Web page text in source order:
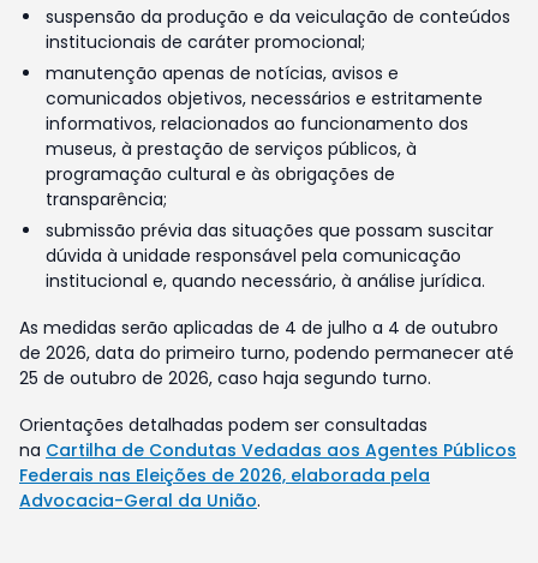
suspensão da produção e da veiculação de conteúdos
institucionais de caráter promocional;
manutenção apenas de notícias, avisos e
comunicados objetivos, necessários e estritamente
informativos, relacionados ao funcionamento dos
museus, à prestação de serviços públicos, à
programação cultural e às obrigações de
transparência;
submissão prévia das situações que possam suscitar
dúvida à unidade responsável pela comunicação
institucional e, quando necessário, à análise jurídica.
As medidas serão aplicadas de 4 de julho a 4 de outubro
de 2026, data do primeiro turno, podendo permanecer até
25 de outubro de 2026, caso haja segundo turno.
Orientações detalhadas podem ser consultadas
na Cartilha de Condutas Vedadas aos Agentes Públicos
Federais nas Eleições de 2026, elaborada pela
Advocacia-Geral da União.